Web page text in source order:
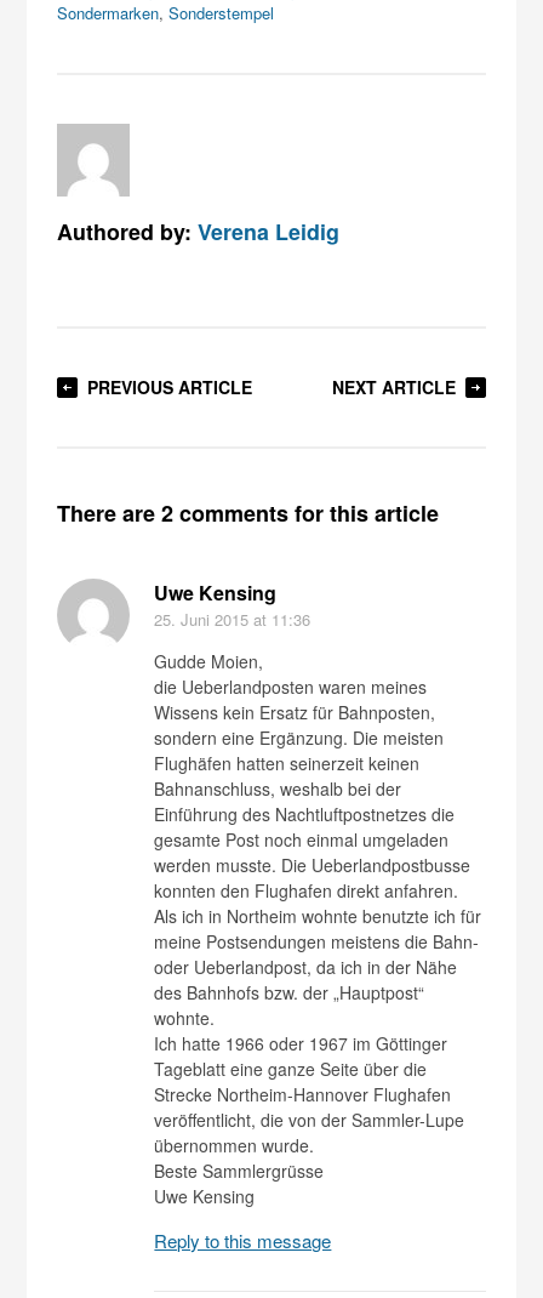
Sondermarken,Sonderstempel
Authored by:Verena Leidig
PREVIOUS ARTICLE NEXT ARTICLE
There are 2 comments for this article
Uwe Kensing
25. Juni 2015 at 11:36
Gudde Moien,
die Ueberlandposten waren meines
Wissens kein Ersatz für Bahnposten,
sondern eine Ergänzung. Die meisten
Flughäfen hatten seinerzeit keinen
Bahnanschluss, weshalb bei der
Einführung des Nachtluftpostnetzes die
gesamte Post noch einmal umgeladen
werden musste. Die Ueberlandpostbusse
konnten den Flughafen direkt anfahren.
Als ich in Northeim wohnte benutzte ich für
meine Postsendungen meistens die Bahn-
oder Ueberlandpost, da ich in der Nähe
des Bahnhofs bzw. der „Hauptpost“
wohnte.
Ich hatte 1966 oder 1967 im Göttinger
Tageblatt eine ganze Seite über die
Strecke Northeim-Hannover Flughafen
veröffentlicht, die von der Sammler-Lupe
übernommen wurde.
Beste Sammlergrüsse
Uwe Kensing
Reply to this message